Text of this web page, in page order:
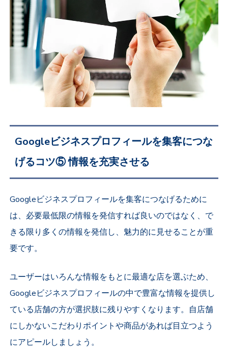
Googleビジネスプロフィールを集客につな
げるコツ⑤ 情報を充実させる
Googleビジネスプロフィールを集客につなげるために
は、必要最低限の情報を発信すれば良いのではなく、で
きる限り多くの情報を発信し、魅力的に見せることが重
要です。
ユーザーはいろんな情報をもとに最適な店を選ぶため、
Googleビジネスプロフィールの中で豊富な情報を提供し
ている店舗の方が選択肢に残りやすくなります。自店舗
にしかないこだわりポイントや商品があれば目立つよう
にアピールしましょう。